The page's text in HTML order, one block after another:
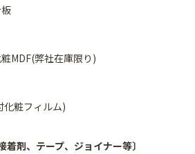
MDF(弊社在庫限り)
化粧フィルム)
着剤、テープ、ジョイナー等〕